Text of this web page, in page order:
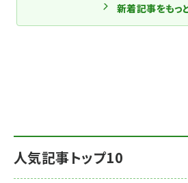
人気記事トップ10
新着記事をもっ